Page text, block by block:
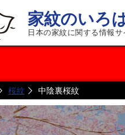
家紋のいろ
日本の家紋に関する情報サ
桜紋 中陰裏桜紋